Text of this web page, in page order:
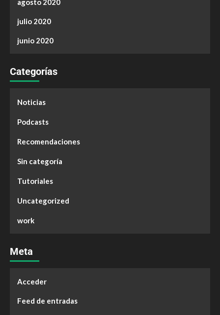
agosto 2020
julio 2020
junio 2020
Categorías
Noticias
Podcasts
Recomendaciones
Sin categoría
Tutoriales
Uncategorized
work
Meta
Acceder
Feed de entradas